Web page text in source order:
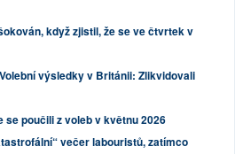
když zjistil, že se ve čtvrtek v
výsledky v Británii: Zlikvidovali
se poučili z voleb v květnu 2026
večer labouristů, zatímco